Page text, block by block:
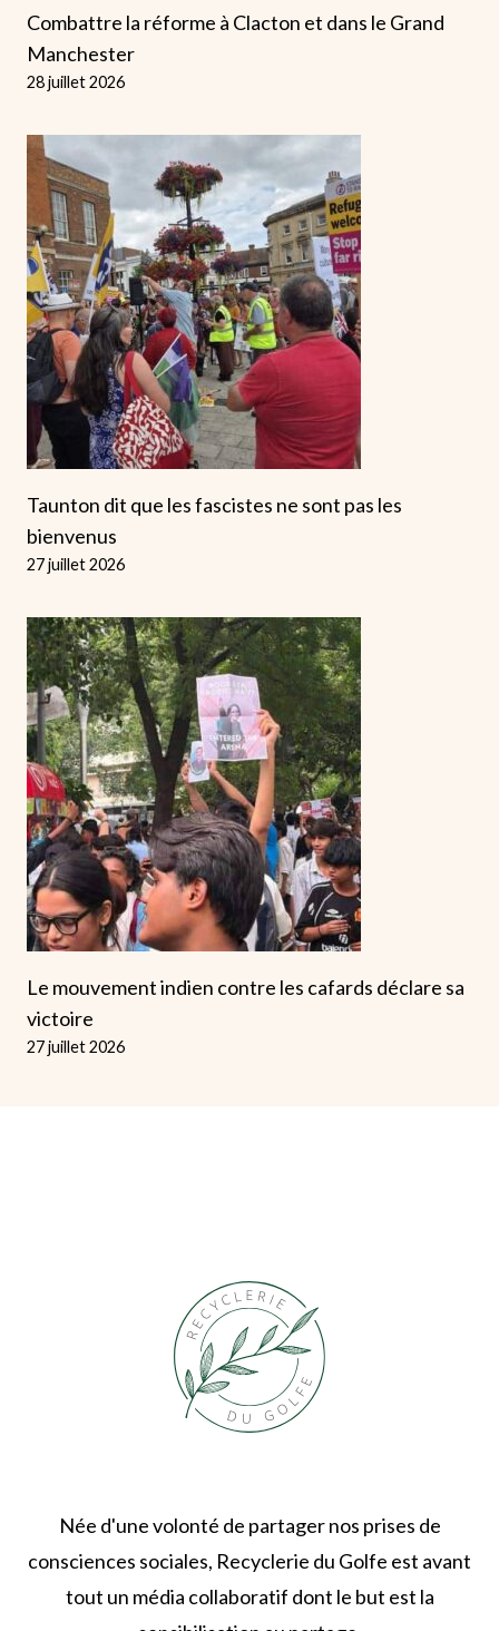
Combattre la réforme à Clacton et dans le Grand
Manchester
28 juillet 2026
Taunton dit que les fascistes ne sont pas les
bienvenus
27 juillet 2026
Le mouvement indien contre les cafards déclare sa
victoire
27 juillet 2026
Née d'une volonté de partager nos prises de
consciences sociales, Recyclerie du Golfe est avant
tout un média collaboratif dont le but est la